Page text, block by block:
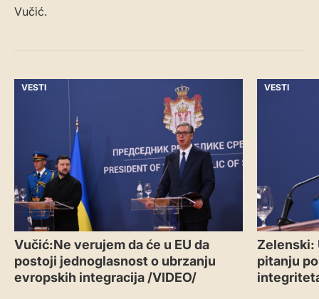
Vučić.
VESTI
Vučić:Ne verujem da će u EU da
postoji jednoglasnost o ubrzanju
evropskih integracija /VIDEO/
VESTI
Zelenski:
pitanju